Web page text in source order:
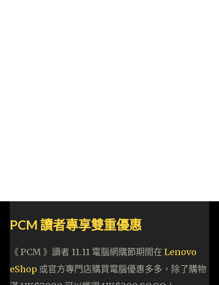
PCM 讀者專享雙重優惠
《 PCM 》讀者 11.11 電腦網購節期間在 Lenovo
eShop 或官方專門店購買電腦優惠多多，除了購物